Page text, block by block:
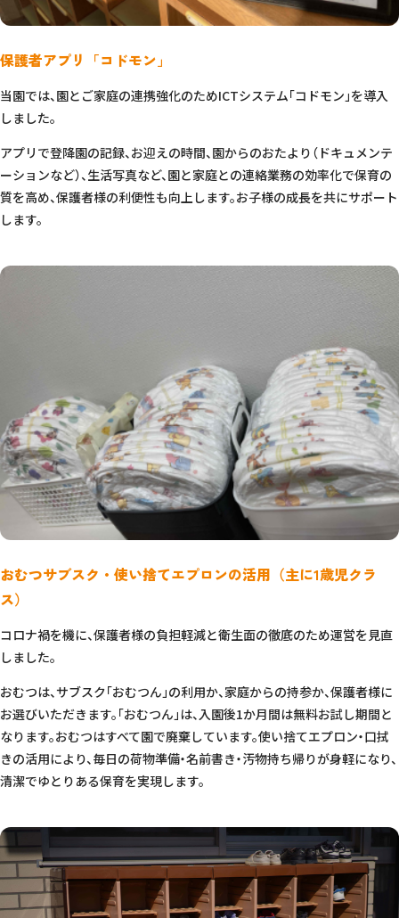
保護者アプリ「コドモン」
当園では、園とご家庭の連携強化のためICTシステム「コドモン」を導入
しました。
アプリで登降園の記録、お迎えの時間、園からのおたより（ドキュメンテ
ーションなど）、生活写真など、園と家庭との連絡業務の効率化で保育の
質を高め、保護者様の利便性も向上します。お子様の成長を共にサポート
します。
おむつサブスク・使い捨てエプロンの活用（主に1歳児クラ
ス）
コロナ禍を機に、保護者様の負担軽減と衛生面の徹底のため運営を見直
しました。
おむつは、サブスク「おむつん」の利用か、家庭からの持参か、保護者様に
お選びいただきます。「おむつん」は、入園後1か月間は無料お試し期間と
なります。おむつはすべて園で廃棄しています。使い捨てエプロン・口拭
きの活用により、毎日の荷物準備・名前書き・汚物持ち帰りが身軽になり、
清潔でゆとりある保育を実現します。